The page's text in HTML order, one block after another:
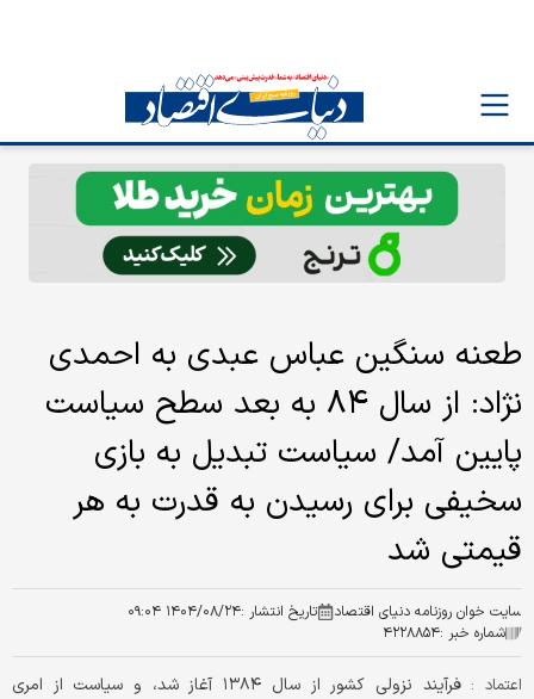
طعنه سنگین عباس عبدی به احمدی
نژاد: از سال ۸۴ به بعد سطح سیاست
پایین آمد/ سیاست تبدیل به بازی
سخیفی برای رسیدن به قدرت به هر
قیمتی شد
سایت خوان روزنامه دنیای اقتصاد تاریخ انتشار :۱۴۰۴/۰۸/۲۴ ۰۹:۰۴
شماره خبر :۴۲۲۸۸۵۴
اعتماد :
فرآیند نزولی کشور از سال ۱۳۸۴ آغاز شد، و سیاست از امری